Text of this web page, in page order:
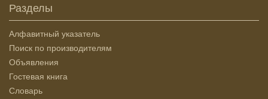
Разделы
Алфавитный указатель
Поиск по производителям
Объявления
Гостевая книга
Словарь